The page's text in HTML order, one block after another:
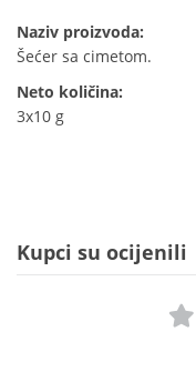
Naziv proizvoda:
Šećer sa cimetom.
Neto količina:
3x10 g
Kupci su ocijenili